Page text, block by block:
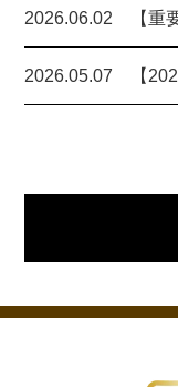
2026.06.02
2026.05.07